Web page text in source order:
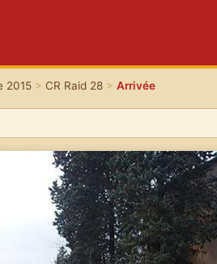
2015 > CR Raid 28 >Arrivée